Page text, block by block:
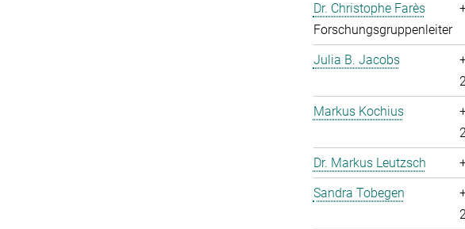
Dr. Christophe Farès
Forschungsgruppenleiter
Julia B. Jacobs
Markus Kochius
Dr. Markus Leutzsch
Sandra Tobegen